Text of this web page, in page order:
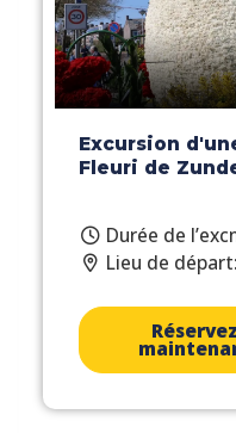
Excursion
Fleuri de
Durée de
Lieu de départ:
Réservez